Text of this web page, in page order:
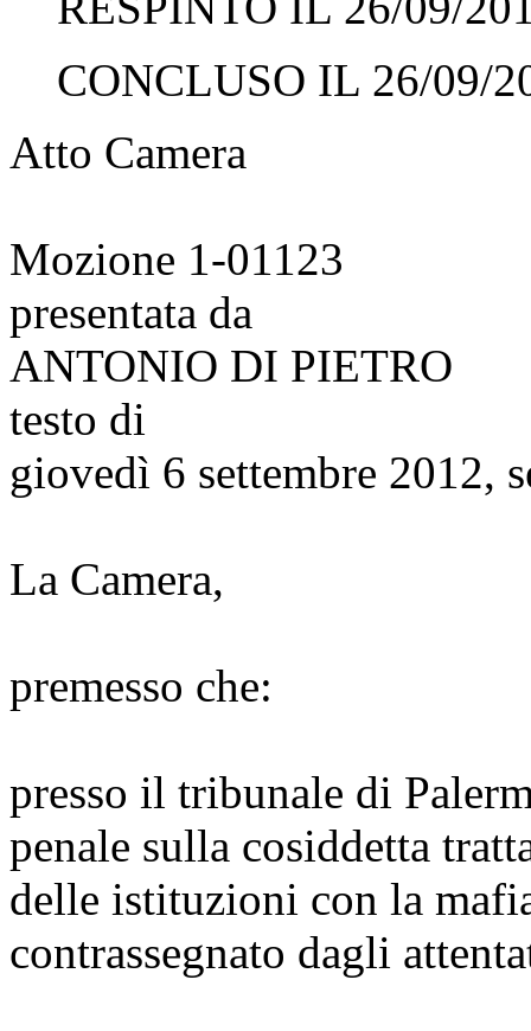
CONCLUSO IL 26/09/
Atto Camera
Mozione 1-01123
presentata da
ANTONIO DI PIETRO
testo di
giovedì 6 settembre 2012,
La Camera,
premesso che:
presso il tribunale di
penale sulla cosiddetta
delle istituzioni con la
contrassegnato dagli